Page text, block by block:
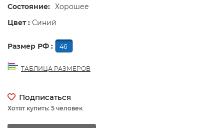
Состояние: Хорошее
Цвет : Синий
Размер РФ : 46
ТАБЛИЦА РАЗМЕРОВ
Подписаться
Хотят купить: 5 человек